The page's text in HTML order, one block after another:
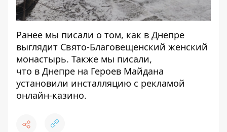
Ранее мы писали о том, как в Днепре
выглядит Свято-Благовещенский женский
монастырь. Также мы писали,
что в Днепре на Героев Майдана
установили инсталляцию с рекламой
онлайн-казино.